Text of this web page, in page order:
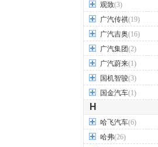
观致(3)
广汽传祺(19)
广汽吉奥(16)
广汽集团(2)
广汽蔚来(1)
国机智骏(3)
国金汽车(1)
H
哈飞汽车(6)
哈弗(26)